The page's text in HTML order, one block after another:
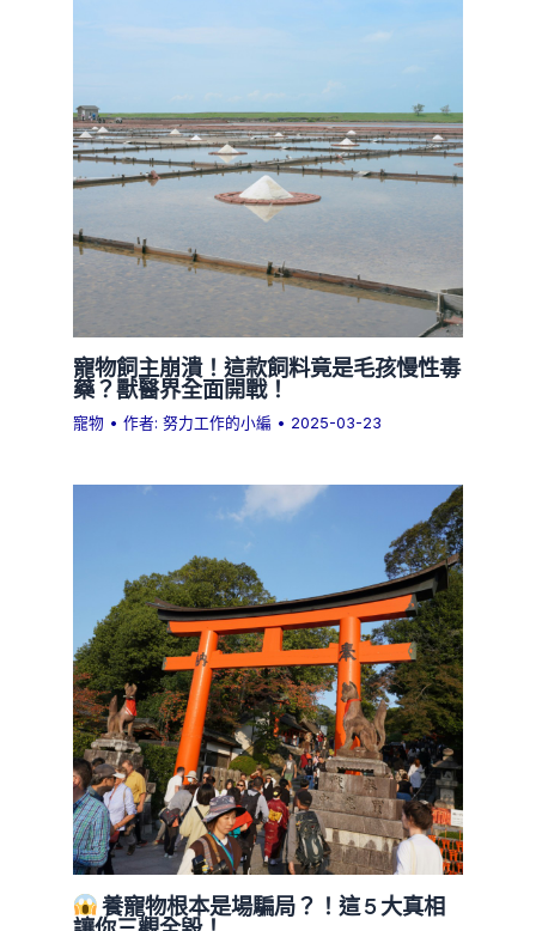
寵物飼主崩潰！這款飼料竟是毛孩慢性毒
藥？獸醫界全面開戰！
寵物 • 作者:努力工作的小編 • 2025-03-23
養寵物根本是場騙局？！這 5 大真相